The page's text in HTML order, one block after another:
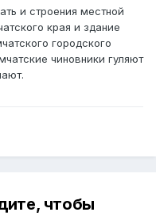
и строения местной
края и здание
городского
чиновники гуляют
чтобы